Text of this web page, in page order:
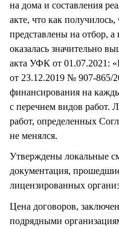
на дома и составления
акте, что как
представлены на отбор, а
оказалась значительно
акта УФК от 01.07.2021:
от 23.12.2019 № 907-865/
финансирования на
с перечнем видов работ.
работ, определенных
не менялся.
Утверждены локальные
документация,
лицензированных
Цена договоров,
подрядными